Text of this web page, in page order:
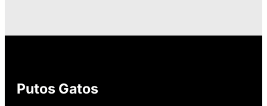
Putos Gatos